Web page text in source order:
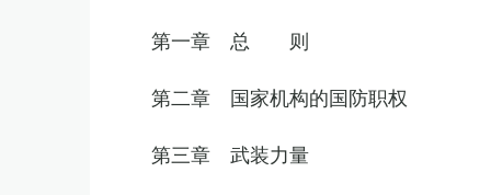
第一章 总 则
第二章 国家机构的国防职权
第三章 武装力量